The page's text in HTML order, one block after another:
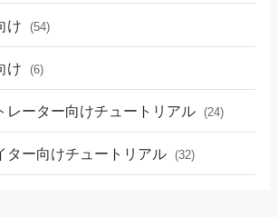
け (54)
け (6)
レーター向けチュートリアル (24)
ター向けチュートリアル (32)